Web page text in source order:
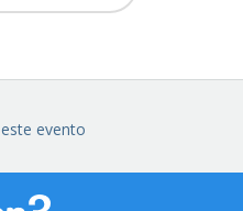
evento